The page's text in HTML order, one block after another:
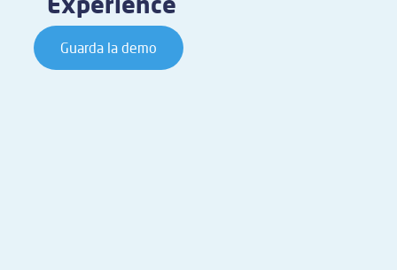
Guarda la demo